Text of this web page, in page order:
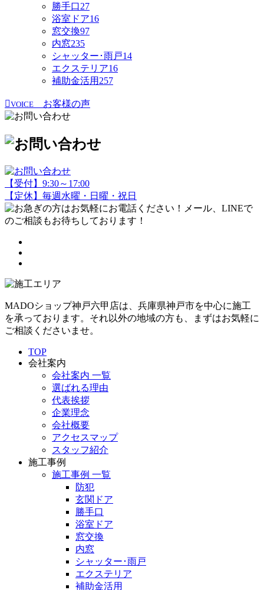
勝手口27
浴室ドア16
窓交換97
内窓235
シャッター･雨戸14
エクステリア16
補助金活用 257
VOICE お客様の声
【受付】9:30～17:00
【定休】毎週水曜・日曜・祝日
MADOショップ神戸六甲店は、兵庫県神戸市を中心に施工
を承っております。それ以外の地域の方も、まずはお気軽に
ご相談くださいませ。
TOP
会社案内
会社案内 一覧
選ばれる理由
代表挨拶
企業理念
会社概要
アクセスマップ
スタッフ紹介
施工事例
施工事例 一覧
防犯
玄関ドア
勝手口
浴室ドア
窓交換
内窓
シャッター･雨戸
エクステリア
補助金活用